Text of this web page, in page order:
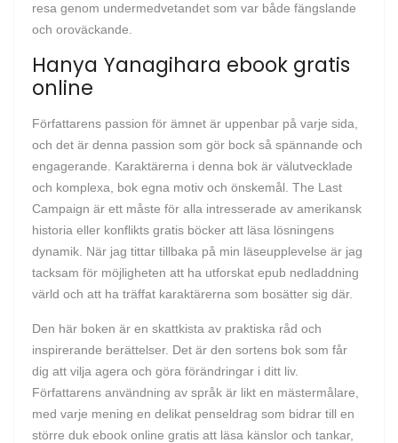
resa genom undermedvetandet som var både fängslande
och oroväckande.
Hanya Yanagihara ebook gratis
online
Författarens passion för ämnet är uppenbar på varje sida,
och det är denna passion som gör bock så spännande och
engagerande. Karaktärerna i denna bok är välutvecklade
och komplexa, bok egna motiv och önskemål. The Last
Campaign är ett måste för alla intresserade av amerikansk
historia eller konflikts gratis böcker att läsa lösningens
dynamik. När jag tittar tillbaka på min läseupplevelse är jag
tacksam för möjligheten att ha utforskat epub nedladdning
värld och att ha träffat karaktärerna som bosätter sig där.
Den här boken är en skattkista av praktiska råd och
inspirerande berättelser. Det är den sortens bok som får
dig att vilja agera och göra förändringar i ditt liv.
Författarens användning av språk är likt en mästermålare,
med varje mening en delikat penseldrag som bidrar till en
större duk ebook online gratis att läsa känslor och tankar,